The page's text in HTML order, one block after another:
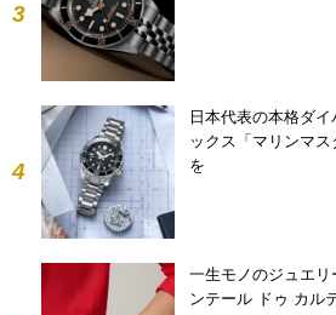
3
4
日本代表の本格ダ
ックス「マリンマ
を
一生モノのジュエ
ンテール ドゥ カル